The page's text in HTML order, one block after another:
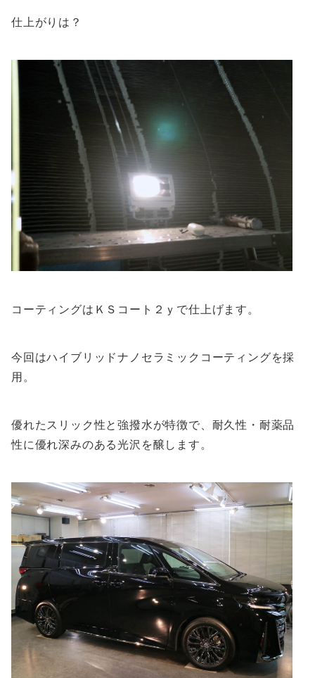
仕上がりは？
コーティングはＫＳコート２ｙで仕上げます。
今回はハイブリッドナノセラミックコーティングを採
用。
優れたスリック性と強撥水が特徴で、耐久性・耐薬品
性に優れ深みのある光沢を醸します。